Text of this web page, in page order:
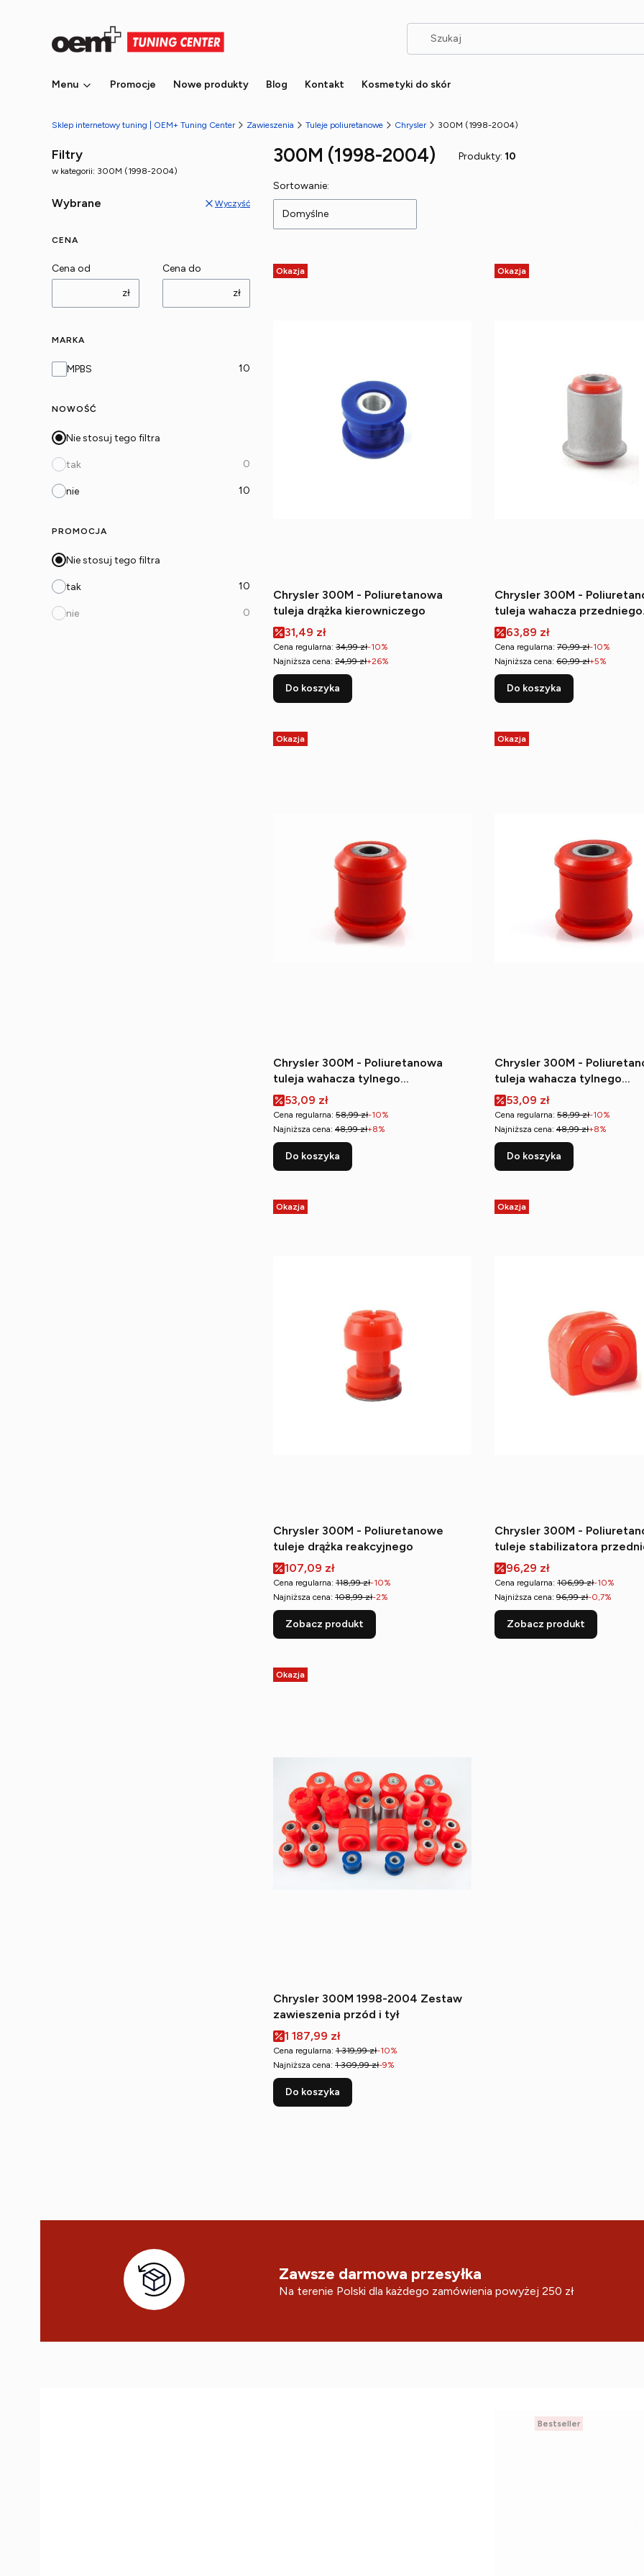
Menu Promocje Nowe produkty Blog Kontakt Kosmetyki do skór
Sklep internetowy tuning | OEM+ Tuning Center Zawieszenia Tuleje poliuretanowe Chrysler 300M (1998-2004)
Filtry
w kategorii: 300M (1998-2004)
Wybrane Wyczyść
CENA
Cena od
zł
Cena do
zł
MARKA
Marka
MPBS 10
NOWOŚĆ
Nie stosuj tego filtra
tak 0
nie 10
PROMOCJA
Nie stosuj tego filtra
tak 10
nie 0
300M (1998-2004) Produkty: 10
Lista produktów
Sortowanie:
Domyślne
Okazja
Chrysler 300M - Poliuretanowa
tuleja drążka kierowniczego
Cena promocyjna
31,49 zł
Cena regularna: 34,99 zł-10%
Najniższa cena: 24,99 zł+26%
Do koszyka
Okazja
Chrysler 300M -
tuleja wahacza przedniego
(wewnętrzna)
Cena promocyjna
63,89 zł
Cena regularna: 70,99 zł-10%
Najniższa cena: 60,99 zł+5%
Do koszyka
Okazja
Chrysler 300M - Poliuretanowa
tuleja wahacza tylnego
(wewnętrzna)
Cena promocyjna
53,09 zł
Cena regularna: 58,99 zł-10%
Najniższa cena: 48,99 zł+8%
Do koszyka
Okazja
Chrysler 300M -
tuleja wahacza tylnego
(zewnętrzna)
Cena promocyjna
53,09 zł
Cena regularna: 58,99 zł-10%
Najniższa cena: 48,99 zł+8%
Do koszyka
Okazja
Chrysler 300M - Poliuretanowe
tuleje drążka reakcyjnego
Cena promocyjna
107,09 zł
Cena regularna: 118,99 zł-10%
Najniższa cena: 108,99 zł-2%
Zobacz produkt
Okazja
Chrysler 300M -
tuleje stabilizatora
Cena promocyjna
96,29 zł
Cena regularna: 106,99 zł-10%
Najniższa cena: 96,99 zł-0,7%
Zobacz produkt
Okazja
Chrysler 300M 1998-2004 Zestaw
zawieszenia przód i tył
Cena promocyjna
1 187,99 zł
Cena regularna: 1 319,99 zł-10%
Najniższa cena: 1 309,99 zł-9%
Do koszyka
Zawsze darmowa przesyłka
Na terenie Polski dla każdego zamówienia powyżej 250 zł
Bestseller